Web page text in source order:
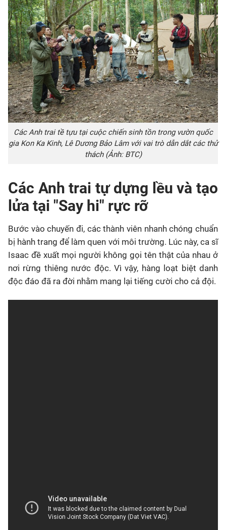
Các Anh trai tề tựu tại cuộc chiến sinh tồn trong vườn quốc
gia Kon Ka Kinh, Lê Dương Bảo Lâm với vai trò dẫn dắt các thử
thách (Ảnh: BTC)
Các Anh trai tự dựng lều và tạo
lửa tại "Say hi" rực rỡ
Bước vào chuyến đi, các thành viên nhanh chóng chuẩn
bị hành trang để làm quen với môi trường. Lúc này, ca sĩ
Isaac đề xuất mọi người không gọi tên thật của nhau ở
nơi rừng thiêng nước độc. Vì vậy, hàng loạt biệt danh
độc đáo đã ra đời nhằm mang lại tiếng cười cho cả đội.